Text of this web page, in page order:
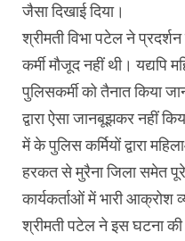
जैसा दिखाई दिया।
श्रीमती विभा पटेल ने
कर्मी मौजूद नहीं थी। यद्यपि
पुलिसकर्मी को तैनात किया
द्वारा ऐसा जानबूझकर नहीं
में के पुलिस कर्मियों द्वारा
हरकत से मुरैना जिला समेत
कार्यकर्ताओं में भारी आक्रोश
श्रीमती पटेल ने इस घटना की